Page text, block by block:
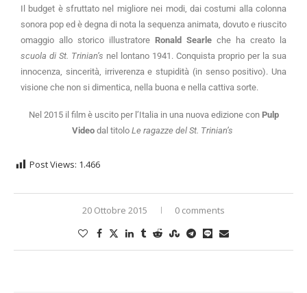
Il budget è sfruttato nel migliore nei modi, dai costumi alla colonna
sonora pop ed è degna di nota la sequenza animata, dovuto e riuscito
omaggio allo storico illustratore Ronald Searle che ha creato la
scuola di St. Trinian’s nel lontano 1941. Conquista proprio per la sua
innocenza, sincerità, irriverenza e stupidità (in senso positivo). Una
visione che non si dimentica, nella buona e nella cattiva sorte.
Nel 2015 il film è uscito per l’Italia in una nuova edizione con Pulp
Video dal titolo Le ragazze del St. Trinian’s
Post Views: 1.466
20 Ottobre 2015 0 comments